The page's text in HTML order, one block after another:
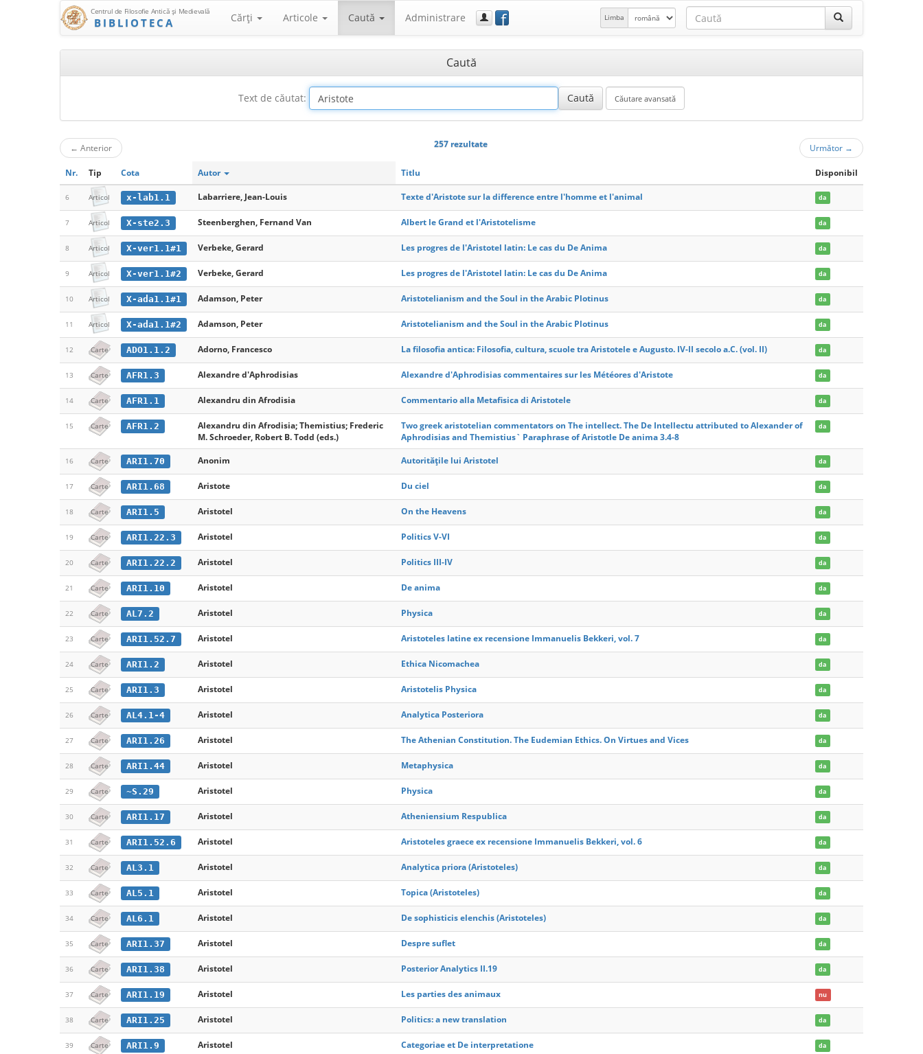
Centrul de Filosofie Antică şi Medievală
BIBLIOTECA Cărţi Articole Caută Administrare f Limba
Caută
Text de căutat:
← Anterior 257 rezultate Următor →
Nr. Tip Cota Autor Titlu Disponibil
6 Articol x-lab1.1 Labarriere, Jean-Louis Texte d'Aristote sur la difference entre l'homme et l'animal da
7 Articol X-ste2.3 Steenberghen, Fernand Van Albert le Grand et l'Aristotelisme da
8 Articol X-ver1.1#1 Verbeke, Gerard Les progres de l'Aristotel latin: Le cas du De Anima da
9 Articol X-ver1.1#2 Verbeke, Gerard Les progres de l'Aristotel latin: Le cas du De Anima da
10 Articol X-ada1.1#1 Adamson, Peter Aristotelianism and the Soul in the Arabic Plotinus da
11 Articol X-ada1.1#2 Adamson, Peter Aristotelianism and the Soul in the Arabic Plotinus da
12 Carte ADO1.1.2 Adorno, Francesco La filosofia antica: Filosofia, cultura, scuole tra Aristotele e Augusto. IV-II secolo a.C. (vol. II) da
13 Carte AFR1.3 Alexandre d'Aphrodisias Alexandre d'Aphrodisias commentaires sur les Météores d'Aristote da
14 Carte AFR1.1 Alexandru din Afrodisia Commentario alla Metafisica di Aristotele da
15 Carte AFR1.2
Alexandru din Afrodisia; Themistius; Frederic
M. Schroeder, Robert B. Todd (eds.)
Two greek aristotelian commentators on The intellect. The De Intellectu attributed to Alexander of
Aphrodisias and Themistius` Paraphrase of Aristotle De anima 3.4-8
da
16 Carte ARI1.70 Anonim Autoritățile lui Aristotel da
17 Carte ARI1.68 Aristote Du ciel da
18 Carte ARI1.5 Aristotel On the Heavens da
19 Carte ARI1.22.3 Aristotel Politics V-VI da
20 Carte ARI1.22.2 Aristotel Politics III-IV da
21 Carte ARI1.10 Aristotel De anima da
22 Carte AL7.2 Aristotel Physica da
23 Carte ARI1.52.7 Aristotel Aristoteles latine ex recensione Immanuelis Bekkeri, vol. 7 da
24 Carte ARI1.2 Aristotel Ethica Nicomachea da
25 Carte ARI1.3 Aristotel Aristotelis Physica da
26 Carte AL4.1-4 Aristotel Analytica Posteriora da
27 Carte ARI1.26 Aristotel The Athenian Constitution. The Eudemian Ethics. On Virtues and Vices da
28 Carte ARI1.44 Aristotel Metaphysica da
29 Carte ~S.29 Aristotel Physica da
30 Carte ARI1.17 Aristotel Atheniensium Respublica da
31 Carte ARI1.52.6 Aristotel Aristoteles graece ex recensione Immanuelis Bekkeri, vol. 6 da
32 Carte AL3.1 Aristotel Analytica priora (Aristoteles) da
33 Carte AL5.1 Aristotel Topica (Aristoteles) da
34 Carte AL6.1 Aristotel De sophisticis elenchis (Aristoteles) da
35 Carte ARI1.37 Aristotel Despre suflet da
36 Carte ARI1.38 Aristotel Posterior Analytics II.19 da
37 Carte ARI1.19 Aristotel Les parties des animaux nu
38 Carte ARI1.25 Aristotel Politics: a new translation da
39 Carte ARI1.9 Aristotel Categoriae et De interpretatione da